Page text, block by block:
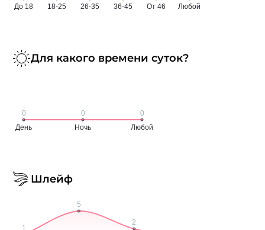
Для какого времени суток?
Шлейф